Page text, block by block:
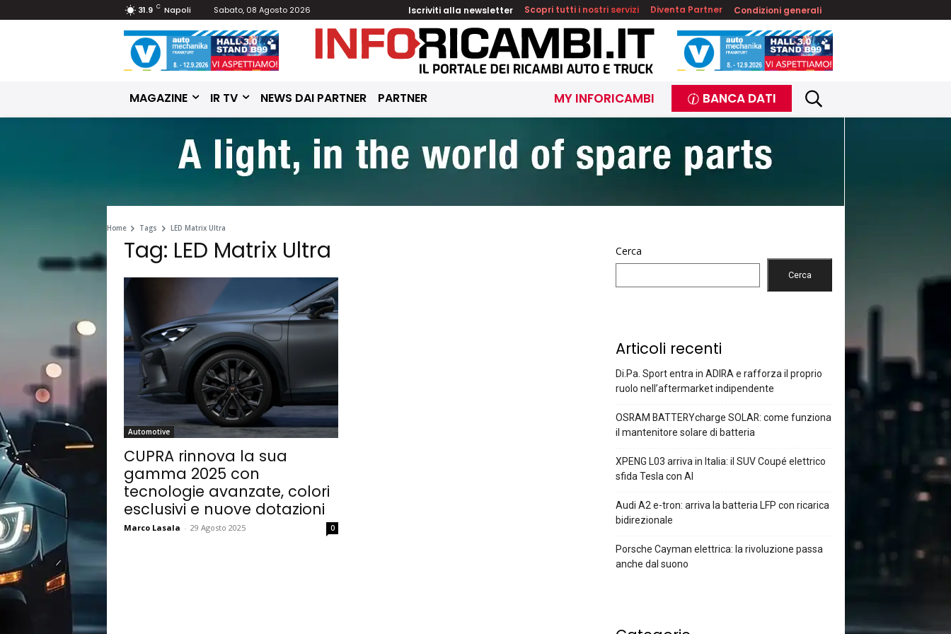
31.9 C Napoli Sabato, 08 Agosto 2026 Iscriviti alla newsletter Scopri tutti i nostri servizi Diventa Partner Condizioni generali
MAGAZINE IR TV NEWS DAI PARTNER PARTNER MY INFORICAMBI BANCA DATI
Home Tags LED Matrix Ultra
Tag: LED Matrix Ultra
Automotive
CUPRA rinnova la sua
gamma 2025 con
tecnologie avanzate, colori
esclusivi e nuove dotazioni
Marco Lasala - 29 Agosto 2025 0
Cerca
Cerca
Articoli recenti
Di.Pa. Sport entra in ADIRA e rafforza il proprio
ruolo nell’aftermarket indipendente
OSRAM BATTERYcharge SOLAR: come funziona
il mantenitore solare di batteria
XPENG L03 arriva in Italia: il SUV Coupé elettrico
sfida Tesla con AI
Audi A2 e-tron: arriva la batteria LFP con ricarica
bidirezionale
Porsche Cayman elettrica: la rivoluzione passa
anche dal suono